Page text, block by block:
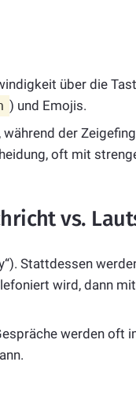
über die
) und Emojis.
der
oft mit
vs.
Stattdessen
wird, dann
werden oft